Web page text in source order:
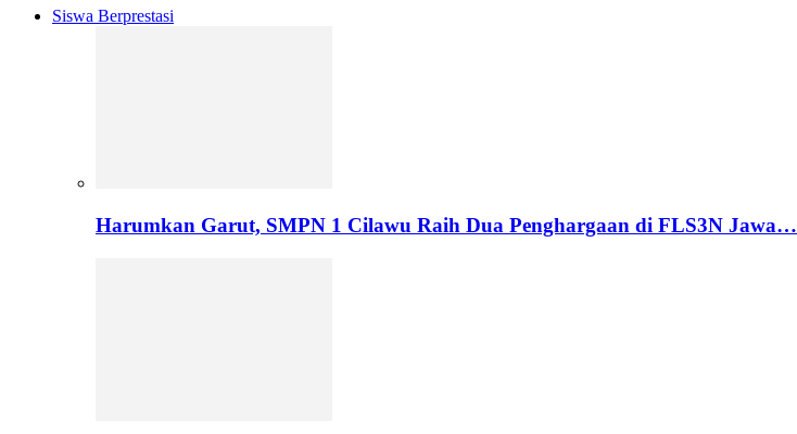
Siswa Berprestasi
Harumkan Garut, SMPN 1 Cilawu Raih Dua Penghargaan di FLS3N Jawa…